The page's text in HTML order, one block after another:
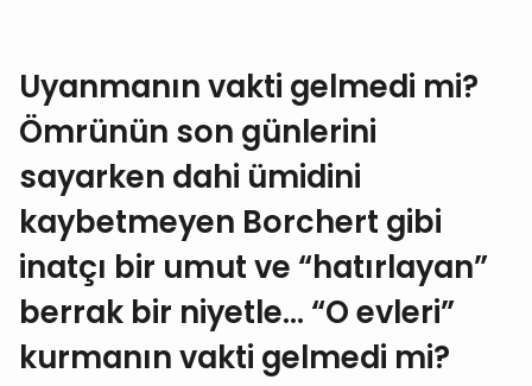
Uyanmanın vakti gelmedi mi?
Ömrünün son günlerini
sayarken dahi ümidini
kaybetmeyen Borchert gibi
inatçı bir umut ve “hatırlayan”
berrak bir niyetle… “O evleri”
kurmanın vakti gelmedi mi?